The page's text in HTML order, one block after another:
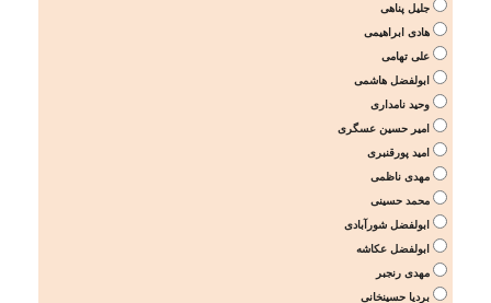
جلیل پناهی
هادی ابراهیمی
علی تهامی
ابولفضل هاشمی
وحید نامداری
امیر حسین عسگری
امید پورقنبری
مهدی ناظمی
محمد حسینی
ابولفضل شورآبادی
ابولفضل عکاشه
مهدی رنجبر
بردیا حسینخانی